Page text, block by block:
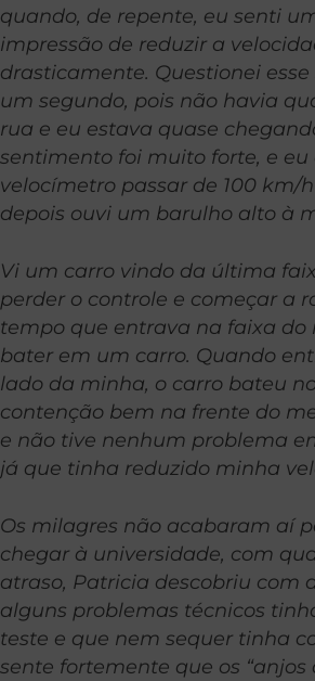
quando, de repente, eu senti
impressão de reduzir a
drasticamente. Questionei
um segundo, pois não havia
rua e eu estava quase
sentimento foi muito forte, e eu
velocímetro passar de 100 km/
depois ouvi um barulho alto à
Vi um carro vindo da última
perder o controle e começar a
tempo que entrava na faixa do
bater em um carro. Quando
lado da minha, o carro bateu
contenção bem na frente do
e não tive nenhum problema
já que tinha reduzido minha
Os milagres não acabaram aí
chegar à universidade, com
atraso, Patricia descobriu com
alguns problemas técnicos
teste e que nem sequer tinha
sente fortemente que os “anjos